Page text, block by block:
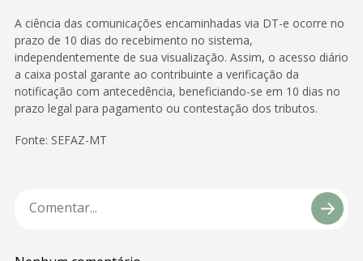
A ciência das comunicações encaminhadas via DT-e ocorre no
prazo de 10 dias do recebimento no sistema,
independentemente de sua visualização. Assim, o acesso diário
a caixa postal garante ao contribuinte a verificação da
notificação com antecedência, beneficiando-se em 10 dias no
prazo legal para pagamento ou contestação dos tributos.
Fonte: SEFAZ-MT